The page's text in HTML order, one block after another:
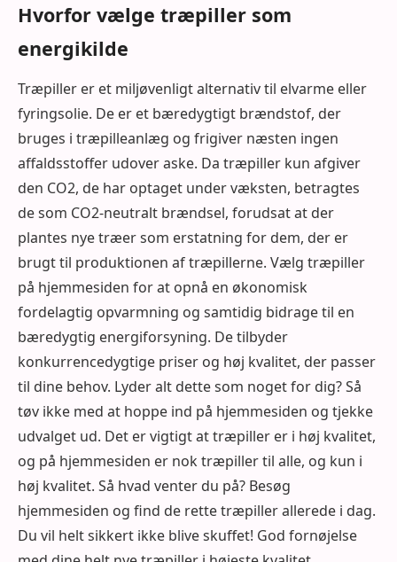
Hvorfor vælge træpiller som
energikilde
Træpiller er et miljøvenligt alternativ til elvarme eller
fyringsolie. De er et bæredygtigt brændstof, der
bruges i træpilleanlæg og frigiver næsten ingen
affaldsstoffer udover aske. Da træpiller kun afgiver
den CO2, de har optaget under væksten, betragtes
de som CO2-neutralt brændsel, forudsat at der
plantes nye træer som erstatning for dem, der er
brugt til produktionen af træpillerne. Vælg træpiller
på hjemmesiden for at opnå en økonomisk
fordelagtig opvarmning og samtidig bidrage til en
bæredygtig energiforsyning. De tilbyder
konkurrencedygtige priser og høj kvalitet, der passer
til dine behov. Lyder alt dette som noget for dig? Så
tøv ikke med at hoppe ind på hjemmesiden og tjekke
udvalget ud. Det er vigtigt at træpiller er i høj kvalitet,
og på hjemmesiden er nok træpiller til alle, og kun i
høj kvalitet. Så hvad venter du på? Besøg
hjemmesiden og find de rette træpiller allerede i dag.
Du vil helt sikkert ikke blive skuffet! God fornøjelse